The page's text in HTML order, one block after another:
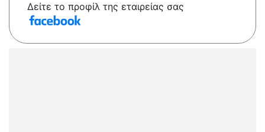
Δείτε το προφίλ της εταιρείας σας